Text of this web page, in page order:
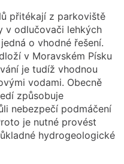
přitékají z parkoviště
v odlučovači lehkých
o vhodné řešení.
v Moravském Písku
je tudíž vhodnou
vodami. Obecně
způsobuje
nebezpečí podmáčení
je nutné provést
hydrogeologické